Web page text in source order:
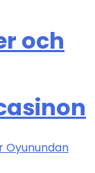
och
Oyunundan